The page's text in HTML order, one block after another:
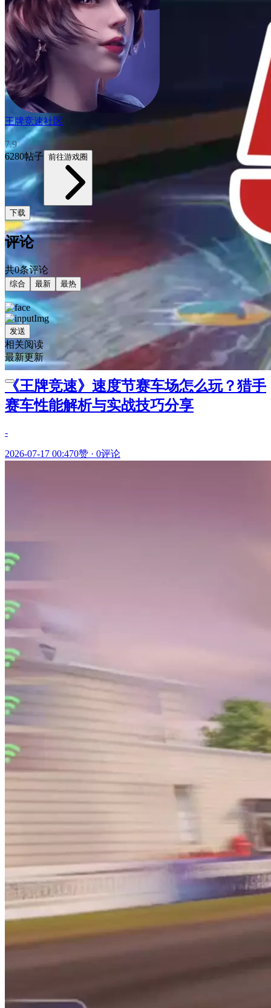
王牌竞速社区
7.9
6280帖子 前往游戏圈
下载
评论
共0条评论
综合 最新 最热
发送
相关阅读
最新更新
《王牌竞速》速度节赛车场怎么玩？猎手
赛车性能解析与实战技巧分享
-
2026-07-17 00:470赞 · 0评论